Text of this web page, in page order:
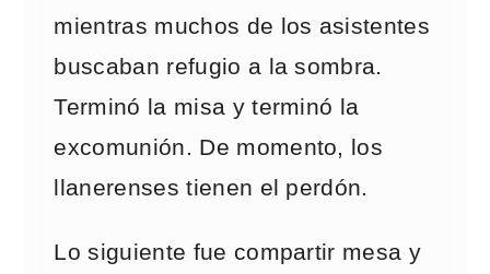
mientras muchos de los asistentes
buscaban refugio a la sombra.
Terminó la misa y terminó la
excomunión. De momento, los
llanerenses tienen el perdón.
Lo siguiente fue compartir mesa y